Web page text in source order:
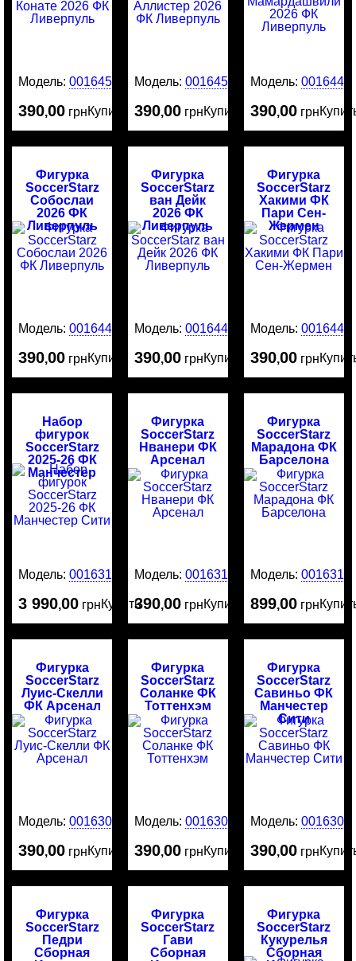
Модель:0016451
390,00 грнКупить
Модель:0016450
390,00 грнКупить
Модель: 0016449
390,00 грн
Фигурка
SoccerStarz
Собослаи
2026 ФК
Ливерпуль
Модель:0016448
390,00 грнКупить
Фигурка
SoccerStarz
ван Дейк
2026 ФК
Ливерпуль
Модель:0016446
390,00 грнКупить
Фигурка
SoccerStarz
Хакими ФК
Пари Сен-
Жермен
Модель: 0016445
390,00 грн
Набор
фигурок
SoccerStarz
2025-26 ФК
Манчестер
Сити
Модель:0016316
3 990,00 грнКупить
Фигурка
SoccerStarz
Нванери ФК
Арсенал
Модель:0016314
390,00 грнКупить
Фигурка
SoccerStarz
Марадона ФК
Барселона
Модель: 0016313
899,00 грн
Фигурка
SoccerStarz
Луис-Скелли
ФК Арсенал
Модель:0016305
390,00 грнКупить
Фигурка
SoccerStarz
Соланке ФК
Тоттенхэм
Модель:0016304
390,00 грнКупить
Фигурка
SoccerStarz
Савиньо ФК
Манчестер
Сити
Модель: 0016303
390,00 грн
Фигурка
SoccerStarz
Педри
Сборная
Фигурка
SoccerStarz
Гави
Сборная
Фигурка
SoccerStarz
Кукурелья
Сборная